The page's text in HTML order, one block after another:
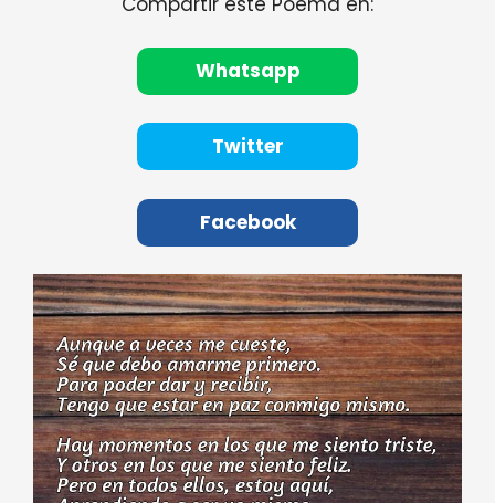
Whatsapp
Twitter
Facebook